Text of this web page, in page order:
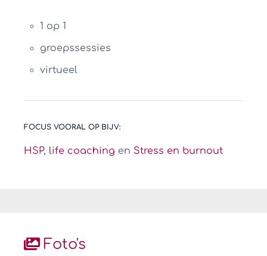
1 op 1
groepssessies
virtueel
FOCUS VOORAL OP BIJV:
HSP, life coaching en Stress en burnout
Foto's